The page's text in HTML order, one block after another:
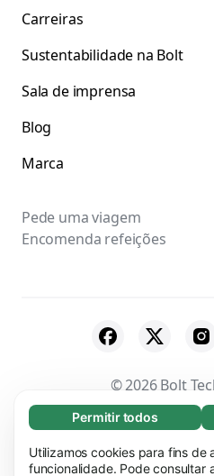
Essenciais (65)
Os cookies essenciais
site através da ativação de
Saber mais
Permitir todos
Utilizamos cookies para fins de
funcionalidade. Pode consultar
Carreiras
Sustentabilidade na Bolt
Sala de imprensa
Blog
Marca
Pede uma viagem
Encomenda refeições
© 2026 Bolt
Fornecedores
Privacidade